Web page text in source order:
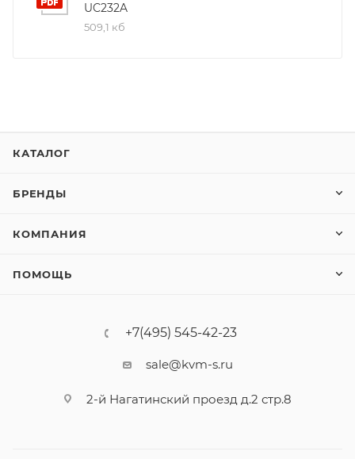
UC232A
509,1 кб
КАТАЛОГ
БРЕНДЫ
КОМПАНИЯ
ПОМОЩЬ
+7(495) 545-42-23
sale@kvm-s.ru
2-й Нагатинский проезд д.2 стр.8